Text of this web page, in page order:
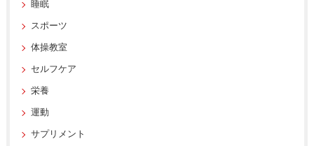
睡眠
スポーツ
体操教室
セルフケア
栄養
運動
サプリメント